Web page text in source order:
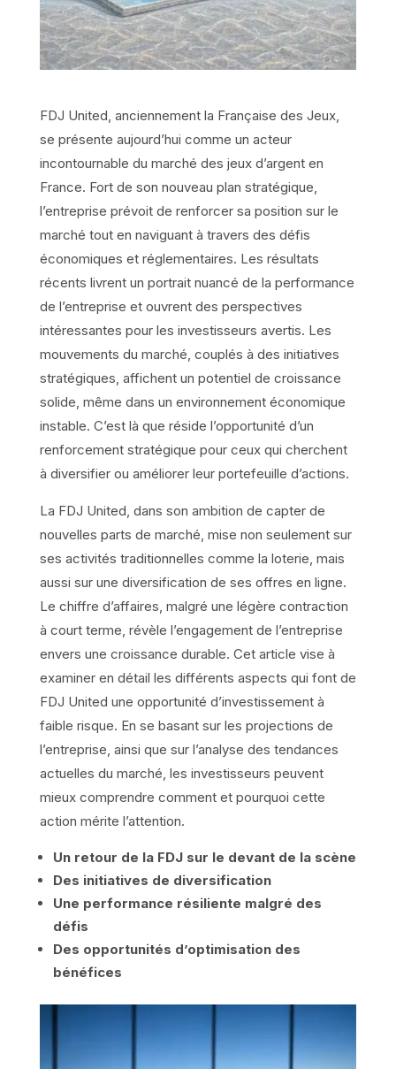
FDJ United, anciennement la Française des Jeux,
se présente aujourd’hui comme un acteur
incontournable du marché des jeux d’argent en
France. Fort de son nouveau plan stratégique,
l’entreprise prévoit de renforcer sa position sur le
marché tout en naviguant à travers des défis
économiques et réglementaires. Les résultats
récents livrent un portrait nuancé de la performance
de l’entreprise et ouvrent des perspectives
intéressantes pour les investisseurs avertis. Les
mouvements du marché, couplés à des initiatives
stratégiques, affichent un potentiel de croissance
solide, même dans un environnement économique
instable. C’est là que réside l’opportunité d’un
renforcement stratégique pour ceux qui cherchent
à diversifier ou améliorer leur portefeuille d’actions.
La FDJ United, dans son ambition de capter de
nouvelles parts de marché, mise non seulement sur
ses activités traditionnelles comme la loterie, mais
aussi sur une diversification de ses offres en ligne.
Le chiffre d’affaires, malgré une légère contraction
à court terme, révèle l’engagement de l’entreprise
envers une croissance durable. Cet article vise à
examiner en détail les différents aspects qui font de
FDJ United une opportunité d’investissement à
faible risque. En se basant sur les projections de
l’entreprise, ainsi que sur l’analyse des tendances
actuelles du marché, les investisseurs peuvent
mieux comprendre comment et pourquoi cette
action mérite l’attention.
Un retour de la FDJ sur le devant de la scène
Des initiatives de diversification
Une performance résiliente malgré des
défis
Des opportunités d’optimisation des
bénéfices